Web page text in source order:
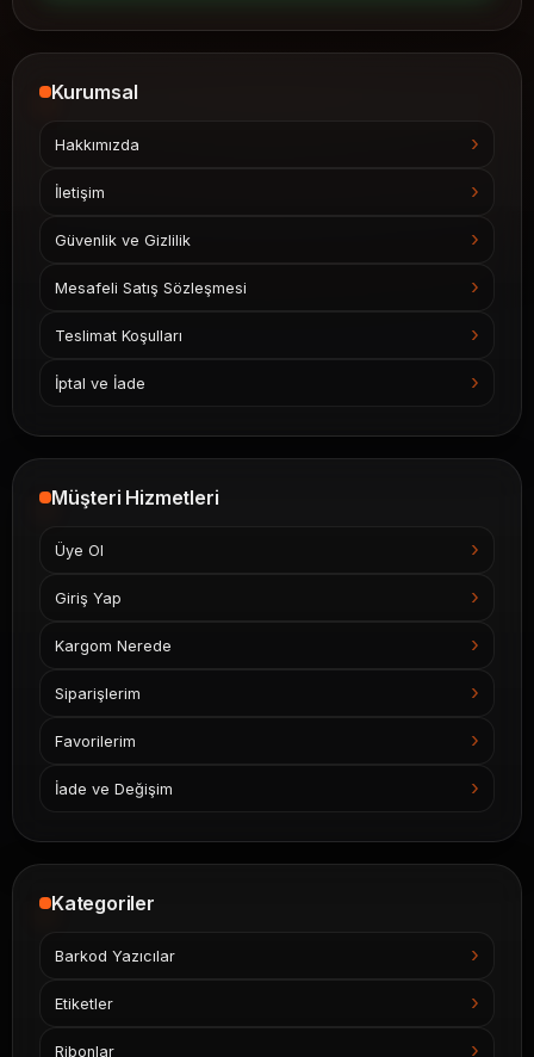
Kurumsal
Hakkımızda
İletişim
Güvenlik ve Gizlilik
Mesafeli Satış Sözleşmesi
Teslimat Koşulları
İptal ve İade
Müşteri Hizmetleri
Üye Ol
Giriş Yap
Kargom Nerede
Siparişlerim
Favorilerim
İade ve Değişim
Kategoriler
Barkod Yazıcılar
Etiketler
Ribonlar